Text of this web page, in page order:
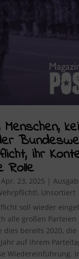
Menschen,
ihr
Rolle
Apr. 23, 2025 |
, Unsortiert
soll wieder
alle großen Parteien
dies bereits 2020, die
auf ihrem
Wiedereinführung.